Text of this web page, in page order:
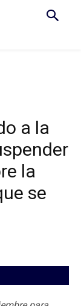
a la
la
se